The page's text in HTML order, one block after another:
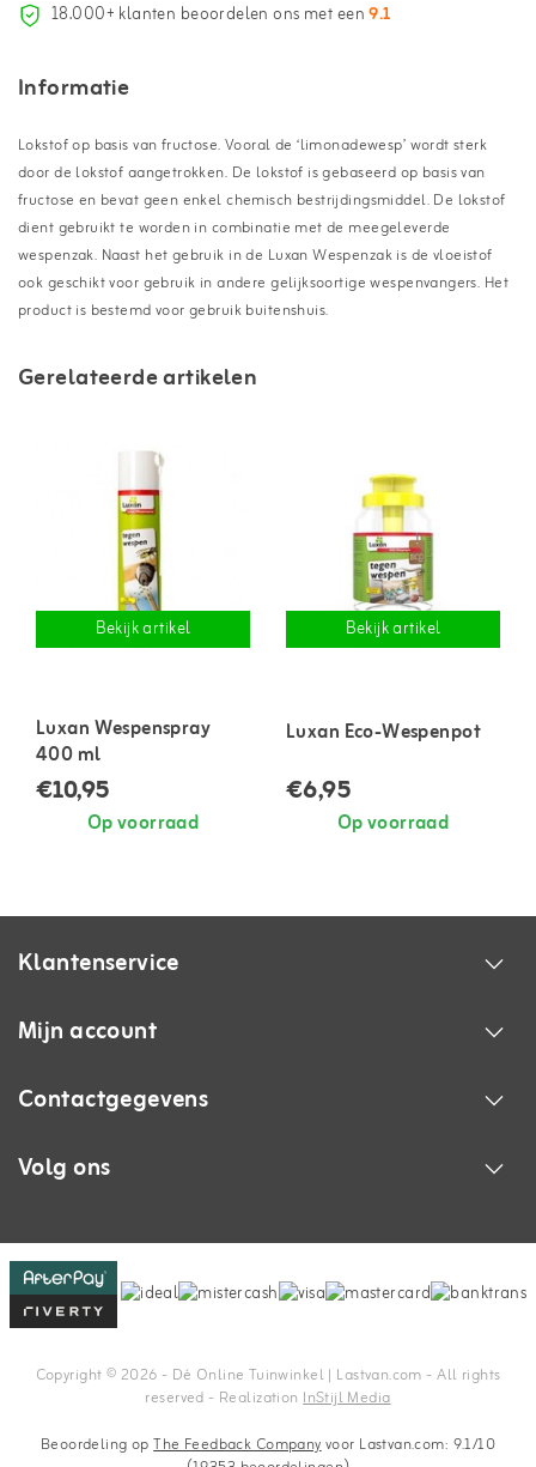
18.000+ klanten beoordelen ons met een9.1
Informatie
Lokstof op basis van fructose. Vooral de ‘limonadewesp’ wordt sterk
door de lokstof aangetrokken. De lokstof is gebaseerd op basis van
fructose en bevat geen enkel chemisch bestrijdingsmiddel. De lokstof
dient gebruikt te worden in combinatie met de meegeleverde
wespenzak. Naast het gebruik in de Luxan Wespenzak is de vloeistof
ook geschikt voor gebruik in andere gelijksoortige wespenvangers. Het
product is bestemd voor gebruik buitenshuis.
Gerelateerde artikelen
Bekijk artikel
Luxan Wespenspray
400 ml
€10,95
Op voorraad
Bekijk artikel
Luxan Eco-Wespenpot
€6,95
Op voorraad
Klantenservice
Mijn account
Contactgegevens
Volg ons
Copyright © 2026 - Dé Online Tuinwinkel | Lastvan.com‎ - All rights
reserved - RealizationInStijl Media
Beoordeling opThe Feedback Companyvoor Lastvan.com: 9.1/10